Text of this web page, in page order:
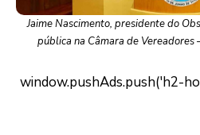
Jaime Nascimento, presidente do
pública na Câmara de Vereadores